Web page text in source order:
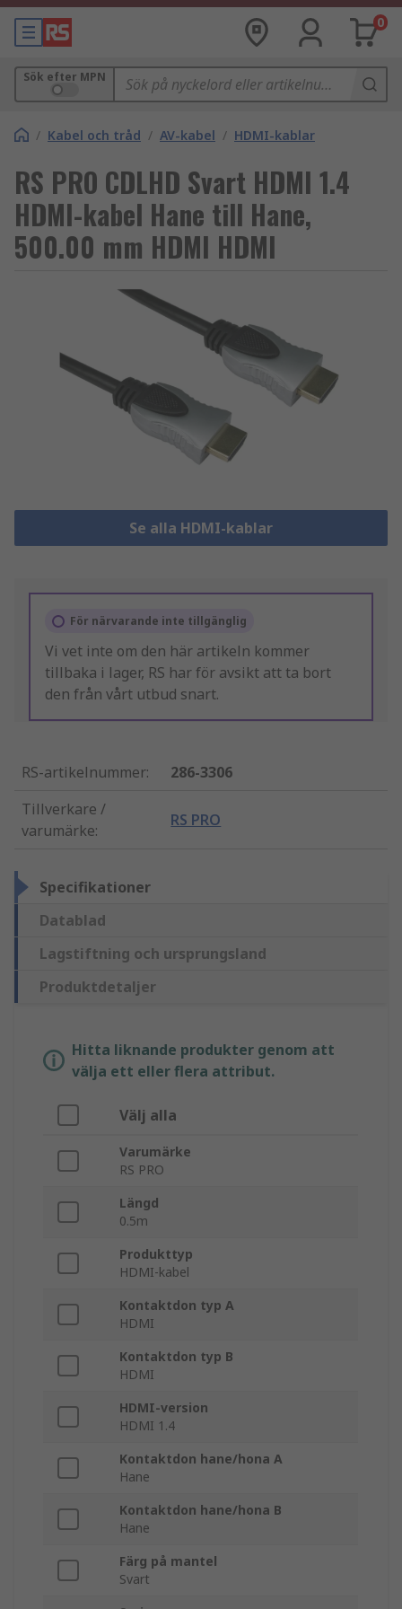
0
Sök efter MPN
/ Kabel och tråd / AV-kabel / HDMI-kablar
RS PRO CDLHD Svart HDMI 1.4
HDMI-kabel Hane till Hane,
500.00 mm HDMI HDMI
Se alla HDMI-kablar
För närvarande inte tillgänglig
Vi vet inte om den här artikeln kommer
tillbaka i lager, RS har för avsikt att ta bort
den från vårt utbud snart.
RS-artikelnummer:
286-3306
Tillverkare /
varumärke:
RS PRO
Specifikationer
Datablad
Lagstiftning och ursprungsland
Produktdetaljer
Hitta liknande produkter genom att
välja ett eller flera attribut.
Välj alla
Varumärke
RS PRO
Längd
0.5m
Produkttyp
HDMI-kabel
Kontaktdon typ A
HDMI
Kontaktdon typ B
HDMI
HDMI-version
HDMI 1.4
Kontaktdon hane/hona A
Hane
Kontaktdon hane/hona B
Hane
Färg på mantel
Svart